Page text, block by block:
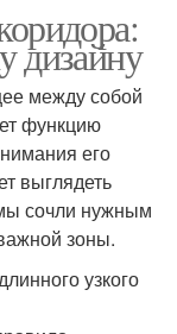
дизайну
между собой
функцию
его
выглядеть
сочли нужным
зоны.
узкого